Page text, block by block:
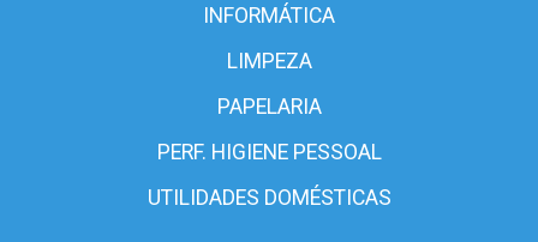
INFORMÁTICA
LIMPEZA
PAPELARIA
PERF. HIGIENE PESSOAL
UTILIDADES DOMÉSTICAS